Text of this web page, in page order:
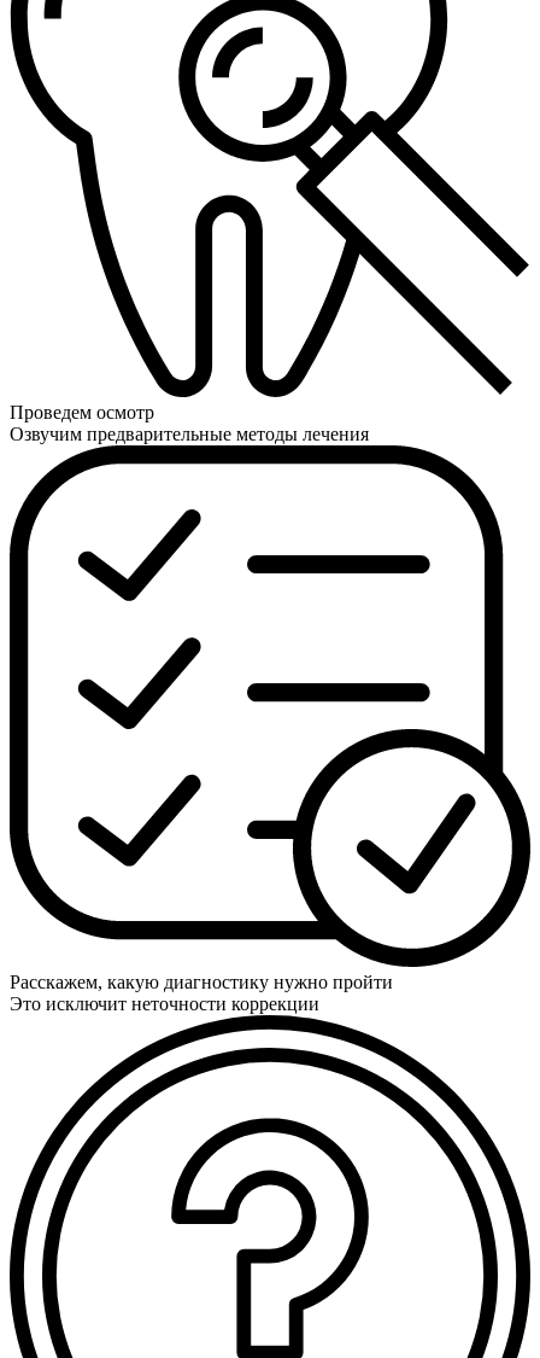
Проведем осмотр
Озвучим предварительные методы лечения
Расскажем, какую диагностику нужно пройти
Это исключит неточности коррекции